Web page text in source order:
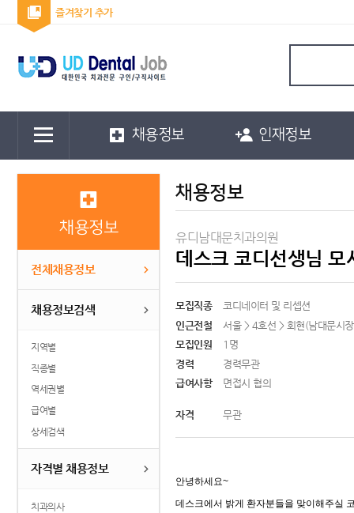
즐겨찾기 추가
채용정보 인재정보
채용정보
전체채용정보
채용정보검색
지역별
직종별
역세권별
급여별
상세검색
자격별 채용정보
치과의사
채용정보
유디남대문치과의원
데스크 코디선생님 모
모집직종
코디네이터 및 리셉션
인근전철
서울 > 4호선 > 회현(남대문시
모집인원
1명
경력
경력무관
급여사항
면접시 협의
자격 무관
안녕하세요~
데스크에서 밝게 환자분들을 맞이해주실